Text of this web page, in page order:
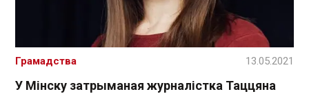
У Мінску затрыманая журналістка Таццяна
Грамадства 13.05.2021